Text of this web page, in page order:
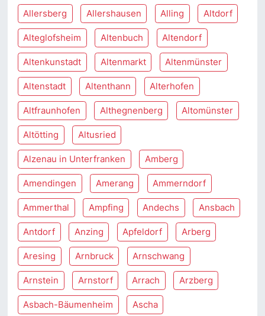
Allersberg Allershausen Alling Altdorf
Alteglofsheim Altenbuch Altendorf
Altenkunstadt Altenmarkt Altenmünster
Altenstadt Altenthann Alterhofen
Altfraunhofen Althegnenberg Altomünster
Altötting Altusried
Alzenau in Unterfranken Amberg
Amendingen Amerang Ammerndorf
Ammerthal Ampfing Andechs Ansbach
Antdorf Anzing Apfeldorf Arberg
Aresing Arnbruck Arnschwang
Arnstein Arnstorf Arrach Arzberg
Asbach-Bäumenheim Ascha